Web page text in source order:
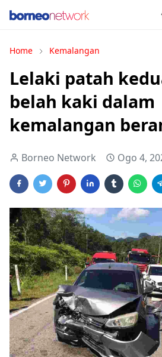
Home Kemalangan
Lelaki patah
belah kaki dalam
kemalangan
Borneo Network Ogo 4,